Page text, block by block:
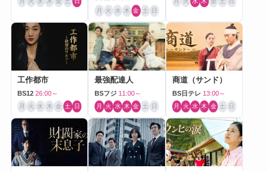
月 火 水 木 金 土 日
工作都市
BS12 26:00～
月 火 水 木 金 土 日
最強配達人
BSフジ 11:00～
月 火 水 木 金 土 日
商道（サンド）
BS日テレ 13:00～
月 火 水 木 金 土 日